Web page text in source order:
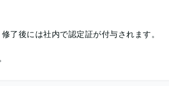
了後には社内で認定証が付与されます。